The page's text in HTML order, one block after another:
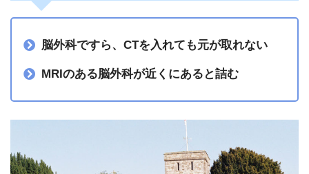
脳外科ですら、CTを入れても元が取れない
MRIのある脳外科が近くにあると詰む